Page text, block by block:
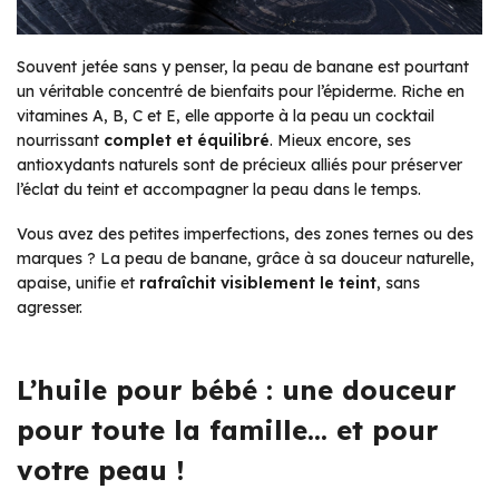
Souvent jetée sans y penser, la peau de banane est pourtant
un véritable concentré de bienfaits pour l’épiderme. Riche en
vitamines A, B, C et E, elle apporte à la peau un cocktail
nourrissant complet et équilibré. Mieux encore, ses
antioxydants naturels sont de précieux alliés pour préserver
l’éclat du teint et accompagner la peau dans le temps.
Vous avez des petites imperfections, des zones ternes ou des
marques ? La peau de banane, grâce à sa douceur naturelle,
apaise, unifie et rafraîchit visiblement le teint, sans
agresser.
L’huile pour bébé : une douceur
pour toute la famille… et pour
votre peau !